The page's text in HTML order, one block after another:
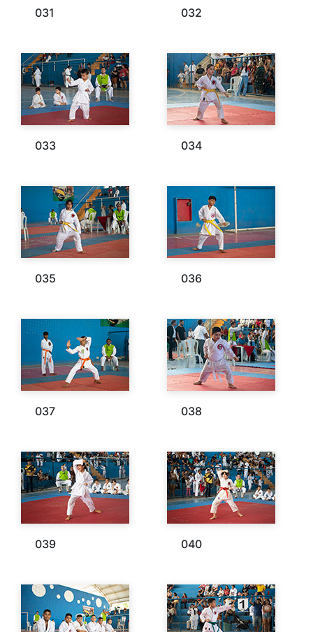
031 032
033 034
035 036
037 038
039 040